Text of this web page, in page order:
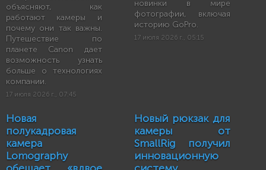
объясняют, как
работают камеры и
почему они так важны.
Путешествие по
планете Canon дает
возможность узнать
больше о технологиях
компании.
17 июля 2026 г., 07:45
новинки в мире
фотографии, включая
историю GoPro.
17 июля 2026 г., 05:15
Новая
полукадровая
камера
Lomography
Новый рюкзак для
камеры от
SmallRig получил
инновационную